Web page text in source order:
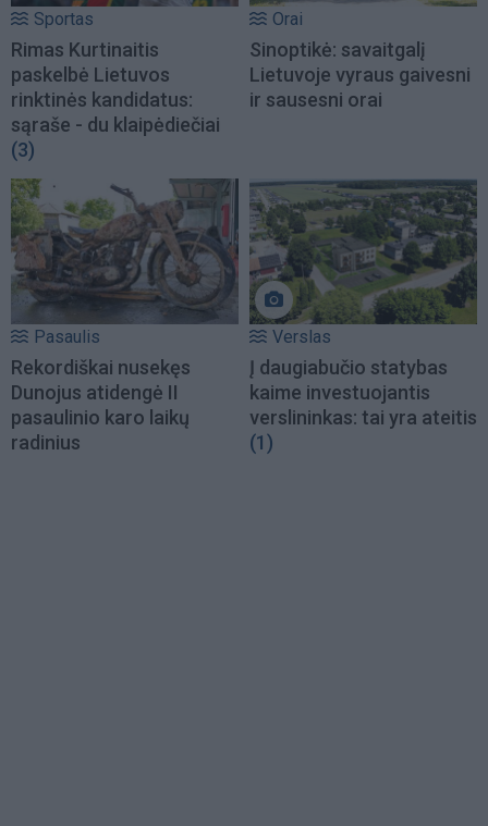
Sportas
Rimas Kurtinaitis
paskelbė Lietuvos
rinktinės kandidatus:
sąraše - du klaipėdiečiai
(3)
Orai
Sinoptikė: savaitgalį
Lietuvoje vyraus gaivesni
ir sausesni orai
Pasaulis
Rekordiškai nusekęs
Dunojus atidengė II
pasaulinio karo laikų
radinius
Verslas
Į daugiabučio statybas
kaime investuojantis
verslininkas: tai yra ateitis
(1)